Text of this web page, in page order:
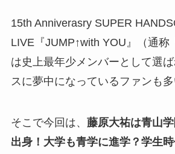
15th Anniverasry SUPER
LIVE『JUMP↑with YOU』（通称
は史上最年少メンバーとして選
スに夢中になっているファンも多
そこで今回は、 藤原大祐は青山
出身！大学も青学に進学？学生時